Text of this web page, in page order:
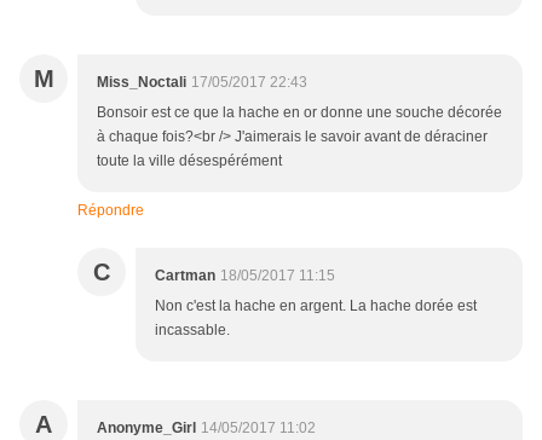
M Miss_Noctali 17/05/2017 22:43
Bonsoir est ce que la hache en or donne une souche décorée
à chaque fois?<br /> J'aimerais le savoir avant de déraciner
toute la ville désespérément
Répondre
C Cartman 18/05/2017 11:15
Non c'est la hache en argent. La hache dorée est
incassable.
A Anonyme_Girl 14/05/2017 11:02